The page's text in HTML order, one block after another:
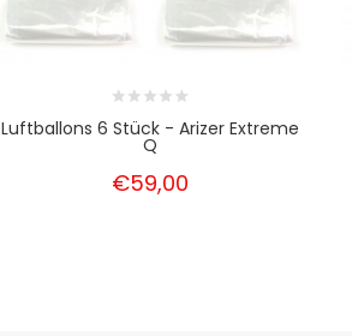
Luftballons 6 Stück - Arizer Extreme
Q
€59,00